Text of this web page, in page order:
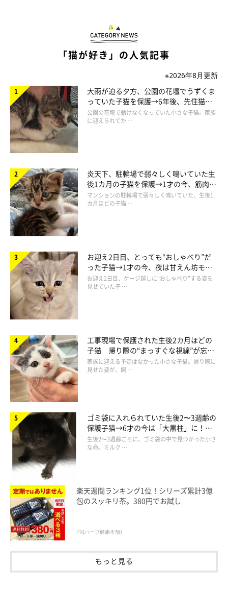
「猫が好き」の人気記事
※2026年8月更新
大雨が迫る夕方、公園の花壇でうずくま
っていた子猫を保護→6年後、先住猫
と“姉妹”のような関係に
公園の花壇で動けなくなっていた小さな子猫。家族
に迎えられてか …
炎天下、駐輪場で弱々しく鳴いていた生
後1カ月の子猫を保護→1才の今、筋肉質
でツンデレなコに成長
マンションの駐輪場で弱々しく鳴いていた、生後1
カ月ほどの子猫 …
お迎え2日目、とっても“おしゃべり”だ
った子猫→1才の今、夜は甘えん坊モー
ドになるコに成長！
お迎え2日目、ケージ越しに“おしゃべり”する姿を
見せていた子 …
工事現場で保護された生後2カ月ほどの
子猫 帰り際の“まっすぐな視線”が忘れ
られず、家族の一員に
家族に迎える予定はなかった小さな子猫。帰り際に
見せた姿が、飼 …
ゴミ袋に入れられていた生後2〜3週齢の
保護子猫→6才の今は「大黒柱」に！
美しい黒猫に成長した姿にグッとくる
生後2〜3週齢ごろに、ゴミ袋の中で見つかった小さ
な命。ミルク …
楽天週間ランキング1位！シリーズ累計3億
包のスッキリ茶。380円でお試し
PR(ハーブ健康本舗)
もっと見る